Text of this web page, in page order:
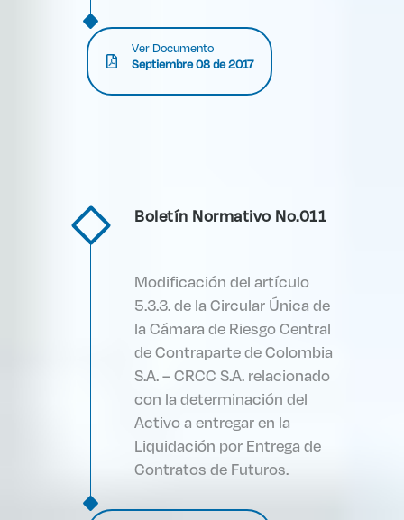
Ver Documento
Septiembre 08 de 2017
Boletín Normativo No.011
Modificación del artículo
5.3.3. de la Circular Única de
la Cámara de Riesgo Central
de Contraparte de Colombia
S.A. – CRCC S.A. relacionado
con la determinación del
Activo a entregar en la
Liquidación por Entrega de
Contratos de Futuros.